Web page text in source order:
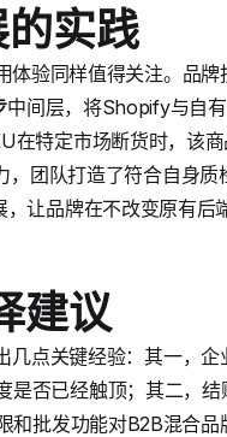
实践
验同样值得关注。品
中间层，将Shopify与自
特定市场断货时，该
团队打造了符合自身
让品牌在不改变原有后
建议
点关键经验：其一，
是否已经触顶；其二，
批发功能对B2B混合